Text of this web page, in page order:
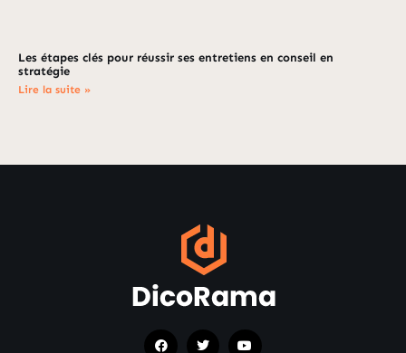
Les étapes clés pour réussir ses entretiens en conseil en
stratégie
Lire la suite »